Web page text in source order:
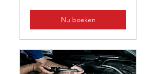
Nu boeken